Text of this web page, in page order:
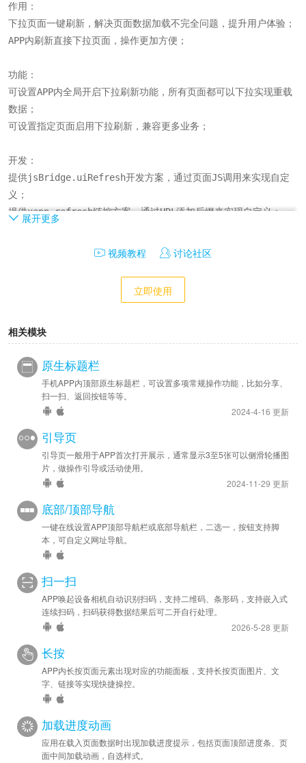
作用：
下拉页面一键刷新，解决页面数据加载不完全问题，提升用户体验；
APP内刷新直接下拉页面，操作更加方便；
功能：
可设置APP内全局开启下拉刷新功能，所有页面都可以下拉实现重载
数据；
可设置指定页面启用下拉刷新，兼容更多业务；
开发：
提供jsBridge.uiRefresh开发方案，通过页面JS调用来实现自定
义；
提供xapp-refresh链控方案，通过URL添加后缀来实现自定义；
展开更多
视频教程 讨论社区
立即使用
相关模块
原生标题栏
手机APP内顶部原生标题栏，可设置多项常规操作功能，比如分享、
扫一扫、返回按钮等等。
2024-4-16 更新
引导页
引导页一般用于APP首次打开展示，通常显示3至5张可以侧滑轮播图
片，做操作引导或活动使用。
2024-11-29 更新
底部/顶部导航
一键在线设置APP顶部导航栏或底部导航栏，二选一，按钮支持脚
本，可自定义网址导航。
扫一扫
APP唤起设备相机自动识别扫码，支持二维码、条形码，支持嵌入式
连续扫码，扫码获得数据结果后可二开自行处理。
2026-5-28 更新
长按
APP内长按页面元素出现对应的功能面板，支持长按页面图片、文
字、链接等实现快捷操控。
加载进度动画
应用在载入页面数据时出现加载进度提示，包括页面顶部进度条、页
面中间加载动画，自选样式。